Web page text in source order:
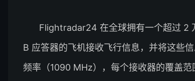
Flightradar24 在全球拥有一个超过 2
B 应答器的飞机接收飞行信息，并将这些
频率（1090 MHz），每个接收器的覆盖